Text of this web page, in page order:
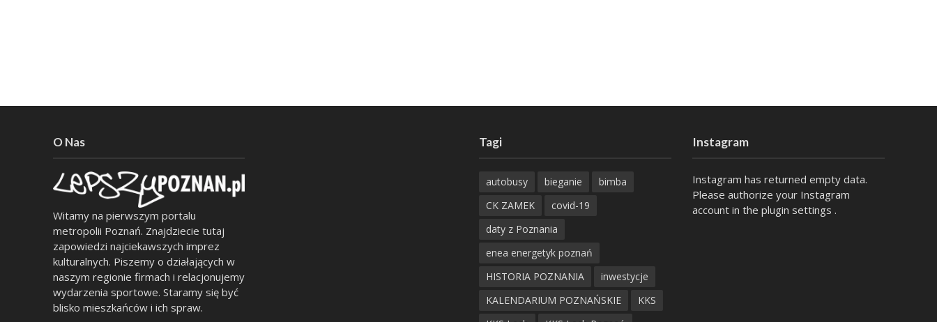
O Nas
Witamy na pierwszym portalu
metropolii Poznań. Znajdziecie tutaj
zapowiedzi najciekawszych imprez
kulturalnych. Piszemy o działających w
naszym regionie firmach i relacjonujemy
wydarzenia sportowe. Staramy się być
blisko mieszkańców i ich spraw.
Tagi
autobusy bieganie
bimba
CK ZAMEK
covid-19
daty z Poznania
enea energetyk poznań
HISTORIA POZNANIA
inwestycje
KALENDARIUM POZNAŃSKIE
KKS
Instagram
Instagram has returned empty data.
Please authorize your Instagram
account in the plugin settings .